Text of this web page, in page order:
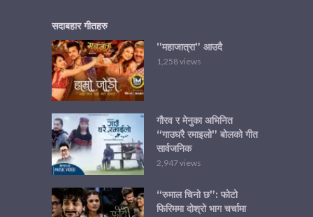
सदाबहार गीतहरु
”महाजात्रा” आउदै
1,258 views
गौरव र मेनुका अभिनित
“गाउघरै रमाइलो” बोलको गीत
सार्वजनिक
2,947 views
“रुमाल चिनो छ”: फोटो
फिरिममा दोश्रो भाग चर्चामा